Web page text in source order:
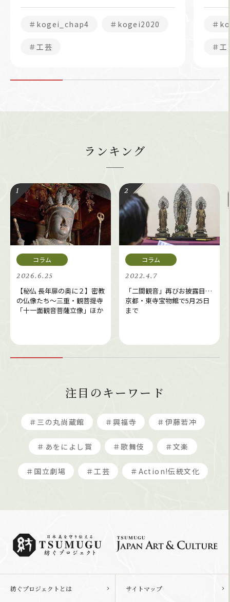
＃kogei_chap4 ＃kogei2020
＃工芸
＃
＃工
ランキング
2026.6.25
【秘仏 長年扉の奥に２】密教
の仏像たち～三重・観菩提寺
「十一面観音菩薩立像」ほか
2022.4.7
「二間観音」再びお披露目…
京都・東寺宝物館で5月25日
まで
注目のキーワード
＃三の丸尚蔵館 ＃興福寺 ＃伊藤若冲
＃あをによし賞 ＃歌舞伎 ＃文楽
＃国立劇場 ＃工芸 ＃Action!伝統文化
紡ぐプロジェクトとは サイトマップ